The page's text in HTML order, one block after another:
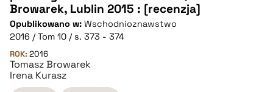
CZYSTY TEKST
pobierz cytat
BIBTEX
Browarek, Lublin 2015 : [recenzja]
Opublikowano w: Wschodnioznawstwo
2016 / Tom 10 / s. 373 - 374
ROK: 2016
Tomasz Browarek
Irena Kurasz